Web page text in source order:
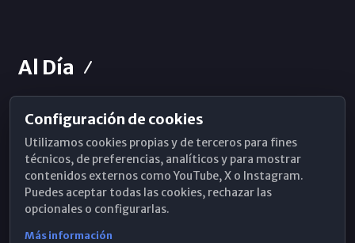
Al Día
Horarios de Misa
Hemeroteca
WhatsApp
Configuración de cookies
Utilizamos cookies propias y de terceros para fines
técnicos, de preferencias, analíticos y para mostrar
contenidos externos como YouTube, X o Instagram.
Puedes aceptar todas las cookies, rechazar las
opcionales o configurarlas.
Más información